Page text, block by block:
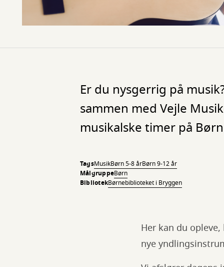
Er du nysgerrig på
sammen med Vejle
musikalske timer på
TagsMusikBørn 5-8 årBørn 9-12 år
MålgruppeBørn
BibliotekBørnebiblioteket i Bryggen
Her kan du
nye